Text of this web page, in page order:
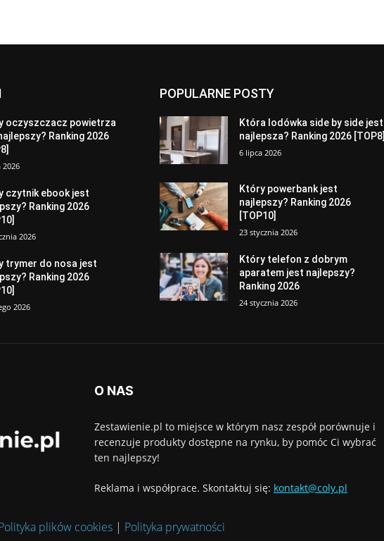
oczyszczacz powietrza
Ranking 2026
2026
czytnik ebook jest
Ranking 2026
2026
trymer do nosa jest
Ranking 2026
2026
POPULARNE POSTY
Która lodówka side by side jest
najlepsza? Ranking 2026 [TOP8]
6 lipca 2026
Który powerbank jest
najlepszy? Ranking 2026
[TOP10]
23 stycznia 2026
Który telefon z dobrym
aparatem jest najlepszy?
Ranking 2026
24 stycznia 2026
O NAS
Zestawienie.pl to miejsce w którym nasz zespół porównuje i
recenzuje produkty dostępne na rynku, by pomóc Ci wybrać
ten najlepszy!
Reklama i współprace. Skontaktuj się: kontakt@coly.pl
plików cookies | Polityka prywatności